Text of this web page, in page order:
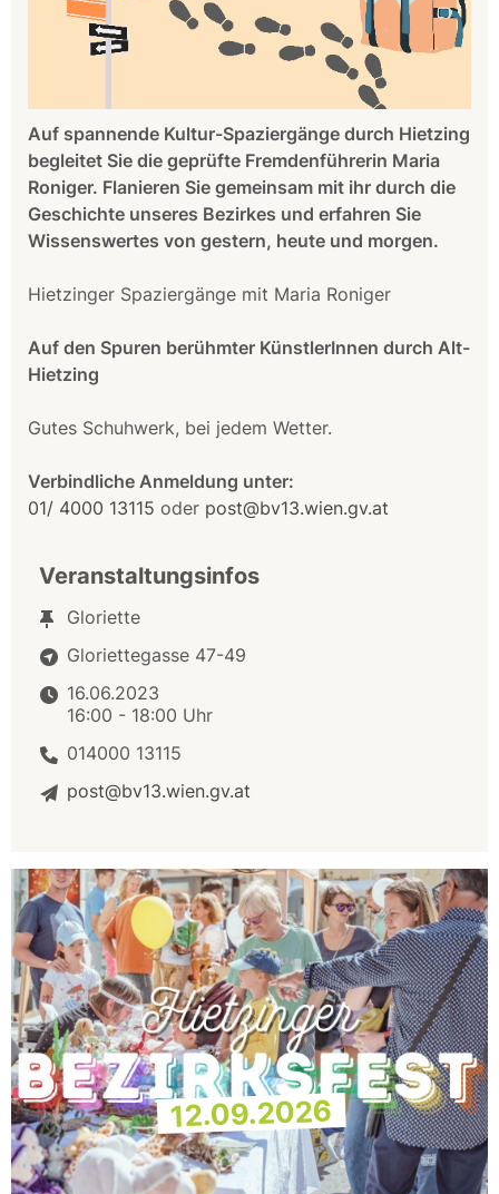
Auf spannende Kultur-Spaziergänge durch Hietzing
begleitet Sie die geprüfte Fremdenführerin Maria
Roniger. Flanieren Sie gemeinsam mit ihr durch die
Geschichte unseres Bezirkes und erfahren Sie
Wissenswertes von gestern, heute und morgen.
Hietzinger Spaziergänge mit Maria Roniger
Auf den Spuren berühmter KünstlerInnen durch Alt-
Hietzing
Gutes Schuhwerk, bei jedem Wetter.
Verbindliche Anmeldung unter:
01/ 4000 13115 oder post@bv13.wien.gv.at
Veranstaltungsinfos
Gloriette
Gloriettegasse 47-49
16.06.2023
16:00 - 18:00 Uhr
014000 13115
post@bv13.wien.gv.at
12.09.2026